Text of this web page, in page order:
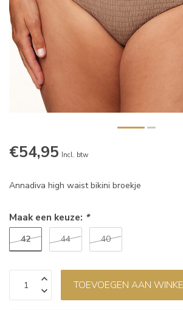
€54,95 Incl. btw
Annadiva high waist bikini broekje
Maak een keuze: *
42 44 40
TOEVOEGEN AAN